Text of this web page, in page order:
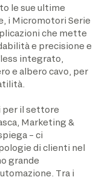
le sue ultime
i Micromotori Serie
che mette
e precisione e
integrato,
e albero cavo, per
per il settore
Marketing &
– ci
di clienti nel
grande
Tra i